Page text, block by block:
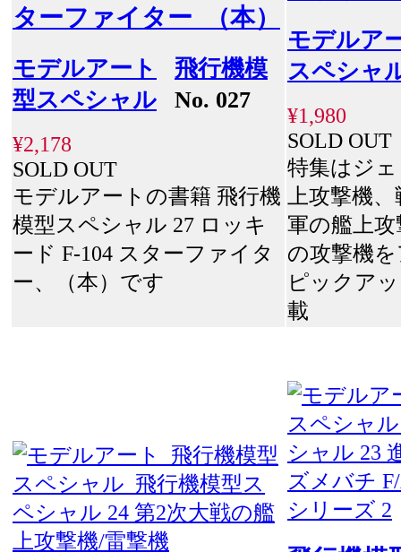
ターファイター （本）
モデルアート
飛行機模
型スペシャル No. 027
¥2,178
SOLD OUT
モデルアートの書籍 飛行機
模型スペシャル 27 ロッキ
ード F-104 スターファイタ
ー、（本）です
モデルア
スペシャ
¥1,980
SOLD OUT
特集はジ
上攻撃機
軍の艦上
の攻撃機
ピックア
載